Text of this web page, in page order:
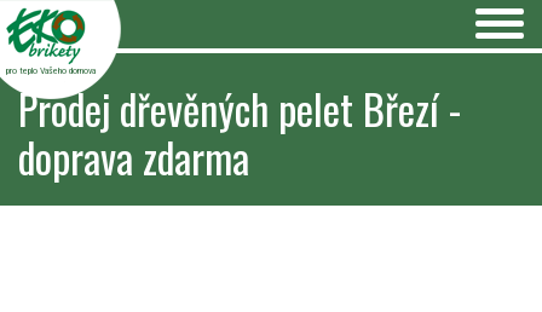
pro teplo Vašeho domova
Prodej dřevěných pelet Březí -
doprava zdarma